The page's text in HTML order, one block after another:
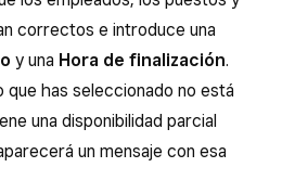
disponibilidad.
misma disponibilidad para
semana, selecciona los días
en la secciónRepetir.
correctos e introduce una
y una Hora de finalización.
que has seleccionado no está
una disponibilidad parcial
un mensaje con esa